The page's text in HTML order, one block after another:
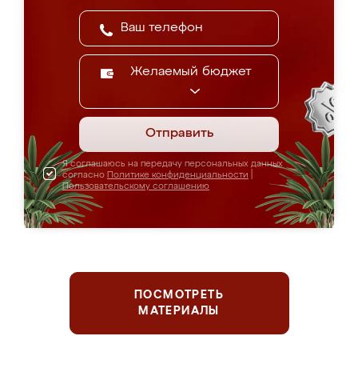
Желаемый бюджет
Отправить
Я соглашаюсь на передачу персональных данных
согласно Политике конфиденциальности
Пользовательскому соглашению
ПОСМОТРЕТЬ
МАТЕРИАЛЫ